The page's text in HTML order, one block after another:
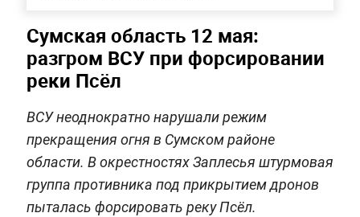
Сумская область 12 мая:
разгром ВСУ при форсировании
реки Псёл
ВСУ неоднократно нарушали режим
прекращения огня в Сумском районе
области. В окрестностях Заплесья штурмовая
группа противника под прикрытием дронов
пыталась форсировать реку Псёл.